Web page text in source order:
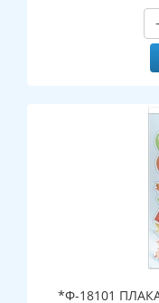
*Ф-18101